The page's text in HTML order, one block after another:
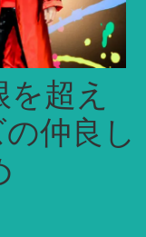
超え
仲良し